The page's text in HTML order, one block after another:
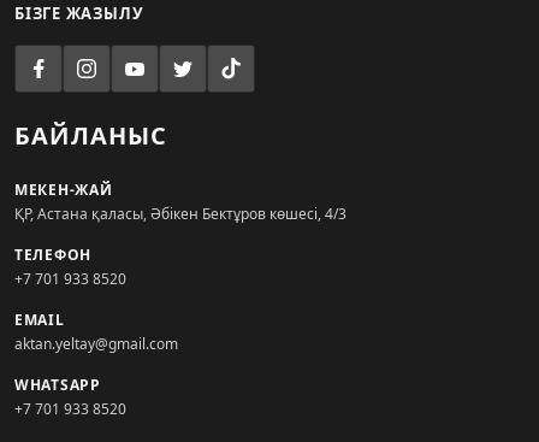
БІЗГЕ ЖАЗЫЛУ
БАЙЛАНЫС
МЕКЕН-ЖАЙ
ҚР, Астана қаласы, Әбікен Бектұров көшесі, 4/3
ТЕЛЕФОН
+7 701 933 8520
EMAIL
aktan.yeltay@gmail.com
WHATSAPP
+7 701 933 8520